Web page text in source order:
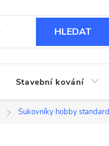
HLEDAT
Stavební kování
Sukovníky hobby